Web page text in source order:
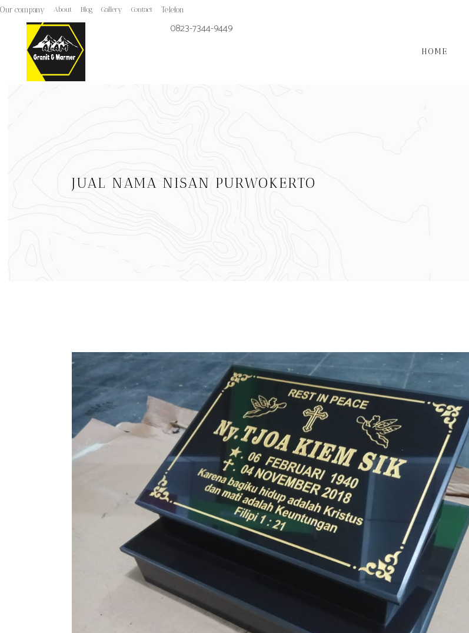
Our company About Blog Gallery Contact Telefon
0823-7344-9449
HOME
JUAL NAMA NISAN PURWOKERTO